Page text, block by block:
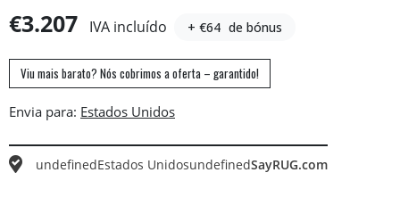
€3.207 IVA incluído + €64 de bónus
Viu mais barato? Nós cobrimos a oferta – garantido!
Envia para:
undefinedEstados UnidosundefinedSayRUG.com